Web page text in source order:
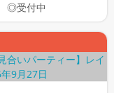
◎受付中